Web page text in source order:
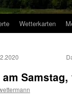
Wetterkarten
Samstag,